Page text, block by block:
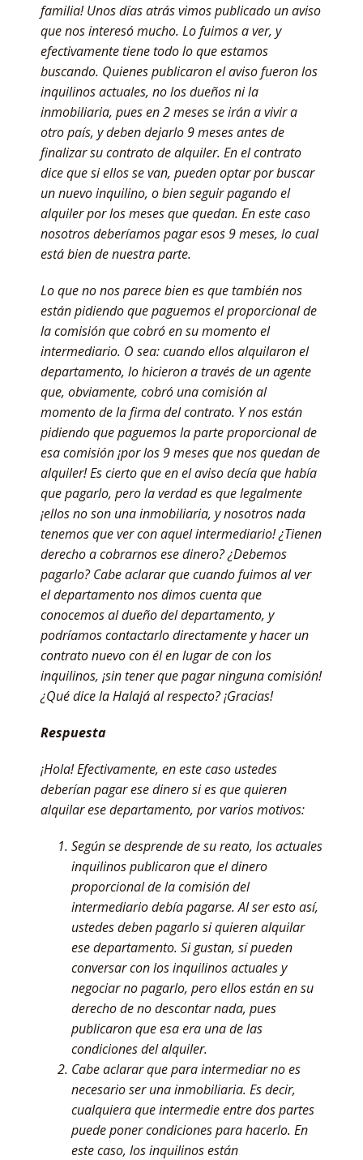
familia! Unos días atrás vimos publicado un aviso
que nos interesó mucho. Lo fuimos a ver, y
efectivamente tiene todo lo que estamos
buscando. Quienes publicaron el aviso fueron los
inquilinos actuales, no los dueños ni la
inmobiliaria, pues en 2 meses se irán a vivir a
otro país, y deben dejarlo 9 meses antes de
finalizar su contrato de alquiler. En el contrato
dice que si ellos se van, pueden optar por buscar
un nuevo inquilino, o bien seguir pagando el
alquiler por los meses que quedan. En este caso
nosotros deberíamos pagar esos 9 meses, lo cual
está bien de nuestra parte.
Lo que no nos parece bien es que también nos
están pidiendo que paguemos el proporcional de
la comisión que cobró en su momento el
intermediario. O sea: cuando ellos alquilaron el
departamento, lo hicieron a través de un agente
que, obviamente, cobró una comisión al
momento de la firma del contrato. Y nos están
pidiendo que paguemos la parte proporcional de
esa comisión ¡por los 9 meses que nos quedan de
alquiler! Es cierto que en el aviso decía que había
que pagarlo, pero la verdad es que legalmente
¡ellos no son una inmobiliaria, y nosotros nada
tenemos que ver con aquel intermediario! ¿Tienen
derecho a cobrarnos ese dinero? ¿Debemos
pagarlo? Cabe aclarar que cuando fuimos al ver
el departamento nos dimos cuenta que
conocemos al dueño del departamento, y
podríamos contactarlo directamente y hacer un
contrato nuevo con él en lugar de con los
inquilinos, ¡sin tener que pagar ninguna comisión!
¿Qué dice la Halajá al respecto? ¡Gracias!
Respuesta
¡Hola! Efectivamente, en este caso ustedes
deberían pagar ese dinero si es que quieren
alquilar ese departamento, por varios motivos:
Según se desprende de su reato, los actuales
inquilinos publicaron que el dinero
proporcional de la comisión del
intermediario debía pagarse. Al ser esto así,
ustedes deben pagarlo si quieren alquilar
ese departamento. Si gustan, sí pueden
conversar con los inquilinos actuales y
negociar no pagarlo, pero ellos están en su
derecho de no descontar nada, pues
publicaron que esa era una de las
condiciones del alquiler.
Cabe aclarar que para intermediar no es
necesario ser una inmobiliaria. Es decir,
cualquiera que intermedie entre dos partes
puede poner condiciones para hacerlo. En
este caso, los inquilinos están